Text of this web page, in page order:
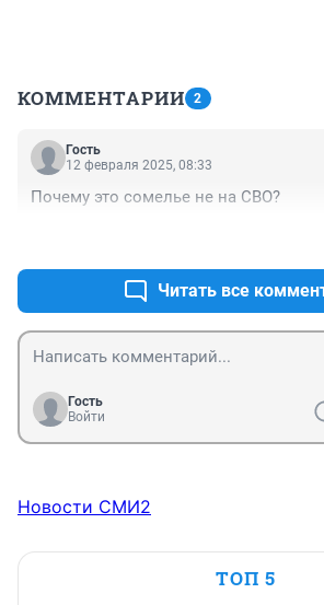
КОММЕНТАРИИ 2
Гость
12 февраля 2025, 08:33
Почему это сомелье не на СВО?
Читать все
Гость
Войти
Новости СМИ2
ТОП 5